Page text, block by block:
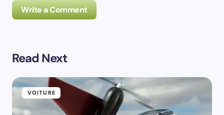
Write a Comment
Prévenez-moi de tous les nouveaux commentaires par
e-mail.
Read Next
VOITURE